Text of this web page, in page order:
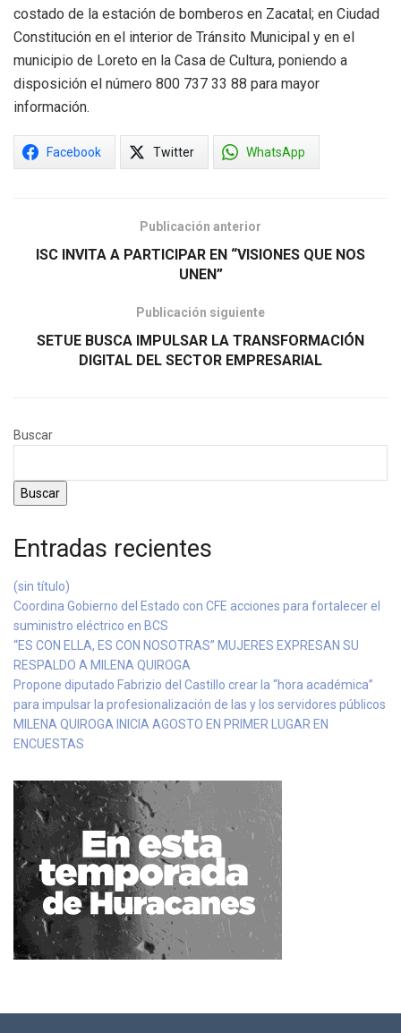
costado de la estación de bomberos en Zacatal; en Ciudad
Constitución en el interior de Tránsito Municipal y en el
municipio de Loreto en la Casa de Cultura, poniendo a
disposición el número 800 737 33 88 para mayor
información.
Facebook Twitter WhatsApp
Publicación anterior
ISC INVITA A PARTICIPAR EN “VISIONES QUE NOS
UNEN”
Publicación siguiente
SETUE BUSCA IMPULSAR LA TRANSFORMACIÓN
DIGITAL DEL SECTOR EMPRESARIAL
Buscar
Buscar
Entradas recientes
(sin título)
Coordina Gobierno del Estado con CFE acciones para fortalecer el
suministro eléctrico en BCS
“ES CON ELLA, ES CON NOSOTRAS” MUJERES EXPRESAN SU
RESPALDO A MILENA QUIROGA
Propone diputado Fabrizio del Castillo crear la “hora académica”
para impulsar la profesionalización de las y los servidores públicos
MILENA QUIROGA INICIA AGOSTO EN PRIMER LUGAR EN
ENCUESTAS